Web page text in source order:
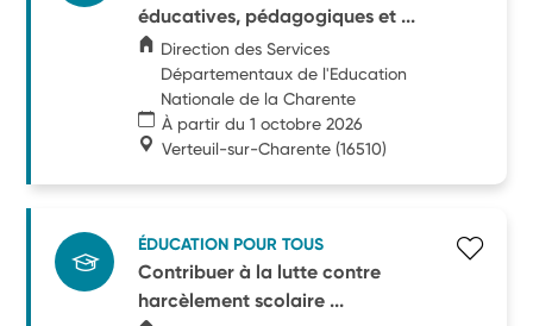
éducatives, pédagogiques et ...
Direction des Services
Départementaux de l'Education
Nationale de la Charente
À partir du 1 octobre 2026
Verteuil-sur-Charente (16510)
ÉDUCATION POUR TOUS
Contribuer à la lutte contre
harcèlement scolaire ...